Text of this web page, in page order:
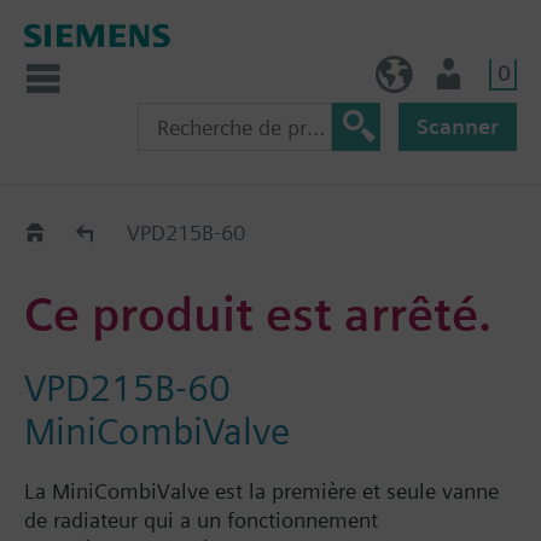
0
Scanner
Old2NewVPD215B-60
Ce produit est arrêté.
VPD215B-60
MiniCombiValve
La MiniCombiValve est la première et seule vanne
de radiateur qui a un fonctionnement